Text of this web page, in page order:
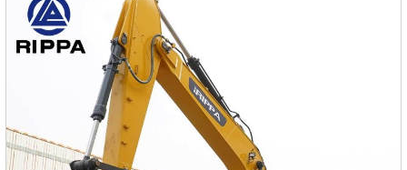
делают R319 эффективным, экологически приятным и
простым в эксплуатации экскаватором.